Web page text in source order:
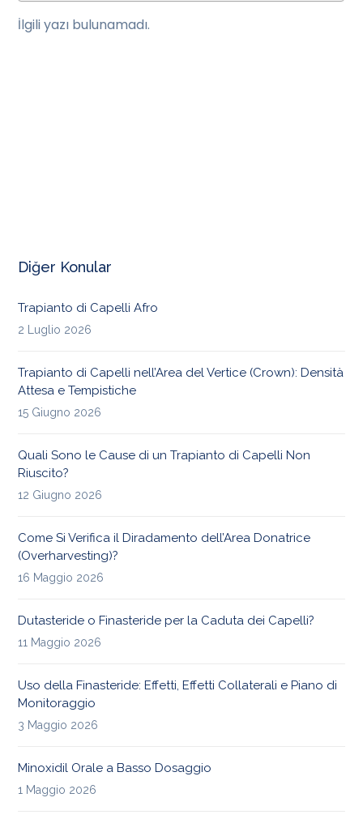
İlgili yazı bulunamadı.
Diğer Konular
Trapianto di Capelli Afro
2 Luglio 2026
Trapianto di Capelli nell’Area del Vertice (Crown): Densità
Attesa e Tempistiche
15 Giugno 2026
Quali Sono le Cause di un Trapianto di Capelli Non
Riuscito?
12 Giugno 2026
Come Si Verifica il Diradamento dell’Area Donatrice
(Overharvesting)?
16 Maggio 2026
Dutasteride o Finasteride per la Caduta dei Capelli?
11 Maggio 2026
Uso della Finasteride: Effetti, Effetti Collaterali e Piano di
Monitoraggio
3 Maggio 2026
Minoxidil Orale a Basso Dosaggio
1 Maggio 2026